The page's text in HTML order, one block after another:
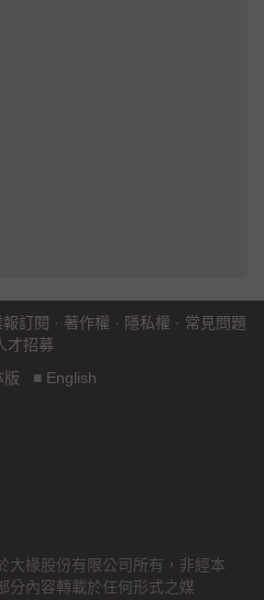
訂閱 · 著作權 · 隱私權 · 常見問題
才招募
版 ■ English
大椽股份有限公司所有，非經本
分內容轉載於任何形式之媒